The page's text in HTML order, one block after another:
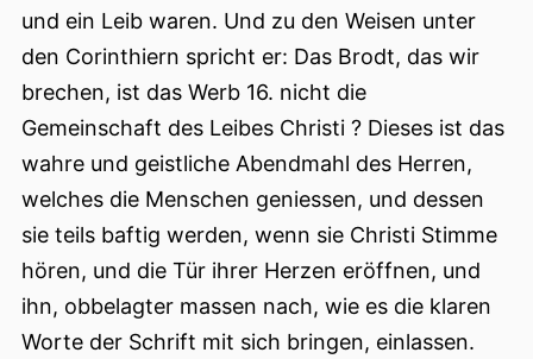
und ein Leib waren. Und zu den Weisen unter
den Corinthiern spricht er: Das Brodt, das wir
brechen, ist das Werb 16. nicht die
Gemeinschaft des Leibes Christi ? Dieses ist das
wahre und geistliche Abendmahl des Herren,
welches die Menschen geniessen, und dessen
sie teils baftig werden, wenn sie Christi Stimme
hören, und die Tür ihrer Herzen eröffnen, und
ihn, obbelagter massen nach, wie es die klaren
Worte der Schrift mit sich bringen, einlassen.